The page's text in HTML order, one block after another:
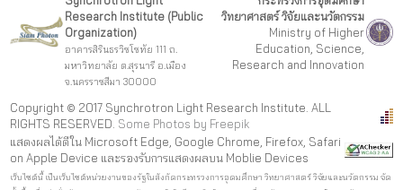
Research Institute (Public
Organization)
อาคารสิรินธรวิชโชทัย 111 ถ.
มหาวิทยาลัย ต.สุรนารี อ.เมือง
จ.นครราชสีมา 30000
วิทยาศาสตร์ วิจัยและนวัตกรรม
Ministry of Higher
Education, Science,
Research and Innovation
Copyright © 2017 Synchrotron Light Research Institute. ALL
RIGHTS RESERVED. Some Photos by Freepik
แสดงผลได้ดีใน Microsoft Edge, Google Chrome, Firefox, Safari
on Apple Device และรองรับการแสดงผลบน Moblie Devices
เว็บไซต์นี้ เป็นเว็บไซต์หน่วยงานของรัฐในสังกัดกระทรวงการอุดมศึกษา วิทยาศาสตร์ วิจัยและนวัตกรรม จัด